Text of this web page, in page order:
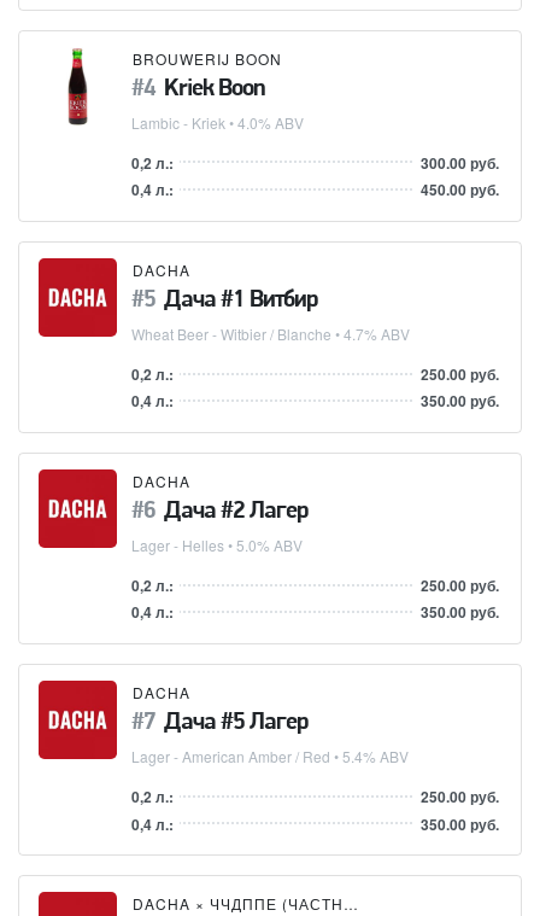
BROUWERIJ BOON
Kriek Boon
Lambic - Kriek • 4.0% ABV
0,2 л.:
300.00 руб.
0,4 л.:
450.00 руб.
DACHA
Дача #1 Витбир
Wheat Beer - Witbier / Blanche • 4.7% ABV
0,2 л.:
250.00 руб.
0,4 л.:
350.00 руб.
DACHA
Дача #2 Лагер
Lager - Helles• 5.0% ABV
0,2 л.:
250.00 руб.
0,4 л.:
350.00 руб.
DACHA
Дача #5 Лагер
Lager - American Amber / Red • 5.4% ABV
0,2 л.:
250.00 руб.
0,4 л.:
350.00 руб.
DACHA × ЧЧДППЕ (ЧАСТНАЯ ЧЕРТАНОВСКАЯ ДОМАШНЯЯ ПИВОВАРНЯ ПАВЛА ЕГОРОВА)